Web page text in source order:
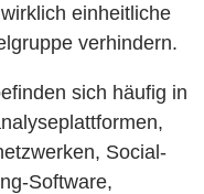
einheitliche
verhindern.
sich häufig in
Social-
Software,